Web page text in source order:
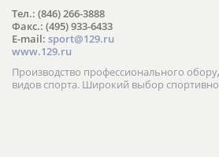
Тел.: (846) 266-3888
Факс.: (495) 933-6433
E-mail: sport@129.ru
www.129.ru
Производство профессионального
видов спорта. Широкий выбор